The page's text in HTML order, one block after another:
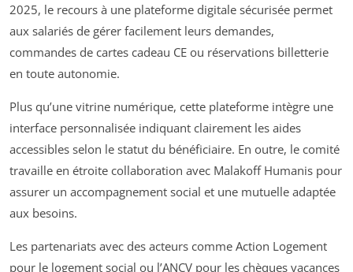
2025, le recours à une plateforme digitale sécurisée permet
aux salariés de gérer facilement leurs demandes,
commandes de cartes cadeau CE ou réservations billetterie
en toute autonomie.
Plus qu’une vitrine numérique, cette plateforme intègre une
interface personnalisée indiquant clairement les aides
accessibles selon le statut du bénéficiaire. En outre, le comité
travaille en étroite collaboration avec Malakoff Humanis pour
assurer un accompagnement social et une mutuelle adaptée
aux besoins.
Les partenariats avec des acteurs comme Action Logement
pour le logement social ou l’ANCV pour les chèques vacances